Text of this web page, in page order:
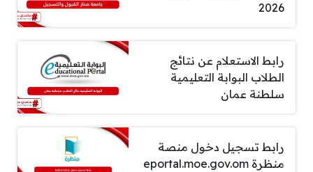
2026
رابط الاستعلام عن نتائج
الطلاب البوابة التعليمية
سلطنة عمان
رابط تسجيل دخول منصة
منظرة eportal.moe.gov.om